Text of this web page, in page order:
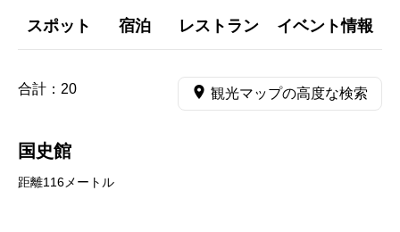
スポット 宿泊 レストラン イベント情報
合計： 20 観光マップの高度な検索
国史館
距離116メートル